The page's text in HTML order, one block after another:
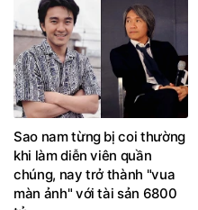
Sao nam từng bị coi thường
khi làm diễn viên quần
chúng, nay trở thành "vua
màn ảnh" với tài sản 6800